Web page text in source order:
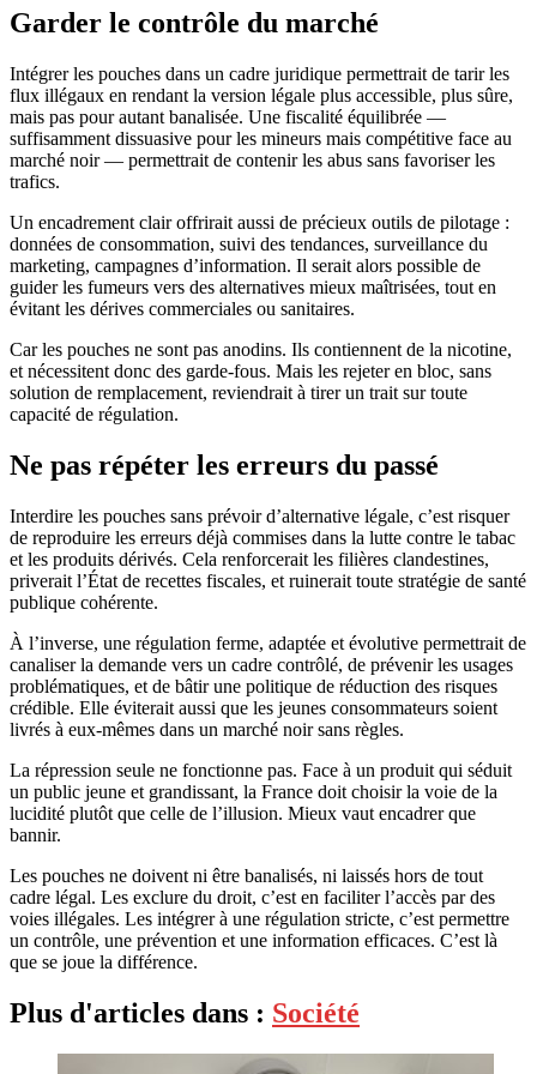
Garder le contrôle du marché
Intégrer les pouches dans un cadre juridique permettrait de tarir les
flux illégaux en rendant la version légale plus accessible, plus sûre,
mais pas pour autant banalisée. Une fiscalité équilibrée —
suffisamment dissuasive pour les mineurs mais compétitive face au
marché noir — permettrait de contenir les abus sans favoriser les
trafics.
Un encadrement clair offrirait aussi de précieux outils de pilotage :
données de consommation, suivi des tendances, surveillance du
marketing, campagnes d’information. Il serait alors possible de
guider les fumeurs vers des alternatives mieux maîtrisées, tout en
évitant les dérives commerciales ou sanitaires.
Car les pouches ne sont pas anodins. Ils contiennent de la nicotine,
et nécessitent donc des garde-fous. Mais les rejeter en bloc, sans
solution de remplacement, reviendrait à tirer un trait sur toute
capacité de régulation.
Ne pas répéter les erreurs du passé
Interdire les pouches sans prévoir d’alternative légale, c’est risquer
de reproduire les erreurs déjà commises dans la lutte contre le tabac
et les produits dérivés. Cela renforcerait les filières clandestines,
priverait l’État de recettes fiscales, et ruinerait toute stratégie de santé
publique cohérente.
À l’inverse, une régulation ferme, adaptée et évolutive permettrait de
canaliser la demande vers un cadre contrôlé, de prévenir les usages
problématiques, et de bâtir une politique de réduction des risques
crédible. Elle éviterait aussi que les jeunes consommateurs soient
livrés à eux-mêmes dans un marché noir sans règles.
La répression seule ne fonctionne pas. Face à un produit qui séduit
un public jeune et grandissant, la France doit choisir la voie de la
lucidité plutôt que celle de l’illusion. Mieux vaut encadrer que
bannir.
Les pouches ne doivent ni être banalisés, ni laissés hors de tout
cadre légal. Les exclure du droit, c’est en faciliter l’accès par des
voies illégales. Les intégrer à une régulation stricte, c’est permettre
un contrôle, une prévention et une information efficaces. C’est là
que se joue la différence.
Plus d'articles dans : Société